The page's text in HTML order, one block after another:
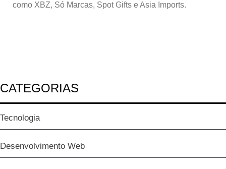
como XBZ, Só Marcas, Spot Gifts e Asia Imports.
CATEGORIAS
Tecnologia
Desenvolvimento Web